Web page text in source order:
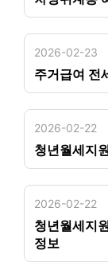
2026-02-23
주거급여 전
2026-02-22
청년월세지
2026-02-22
청년월세지
정보